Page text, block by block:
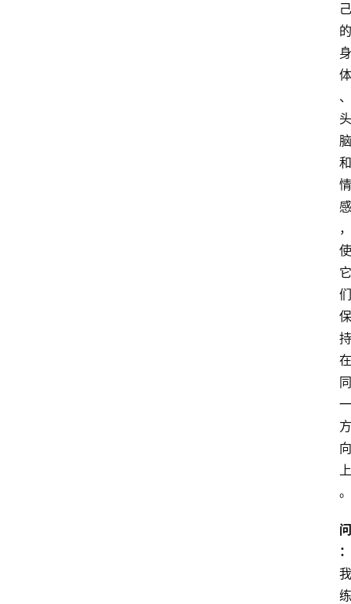
己
的
身
体
、
头
脑
和
情
感
，
使
它
们
保
持
在
同
一
方
向
上
。
问
：
我
练